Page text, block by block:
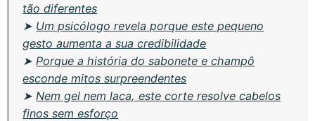
tão diferentes
➤ Um psicólogo revela porque este pequeno
gesto aumenta a sua credibilidade
➤ Porque a história do sabonete e champô
esconde mitos surpreendentes
➤ Nem gel nem laca, este corte resolve cabelos
finos sem esforço